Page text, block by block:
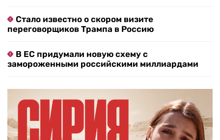
Стало известно о скором визите
переговорщиков Трампа в Россию
В ЕС придумали новую схему с
замороженными российскими миллиардами